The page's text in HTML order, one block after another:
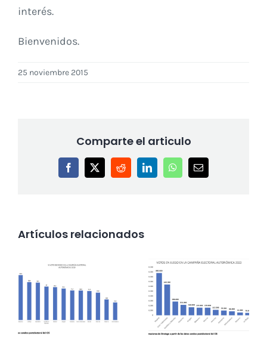
interés.
Bienvenidos.
25 noviembre 2015
Comparte el articulo
Facebook
X RedditLinkedInWhatsAppCorreo
electrónico
Artículos relacionados